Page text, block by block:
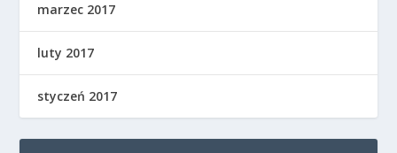
marzec 2017
luty 2017
styczeń 2017